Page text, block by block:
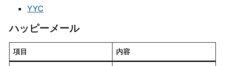
YYC
ハッピーメール
項目 内容